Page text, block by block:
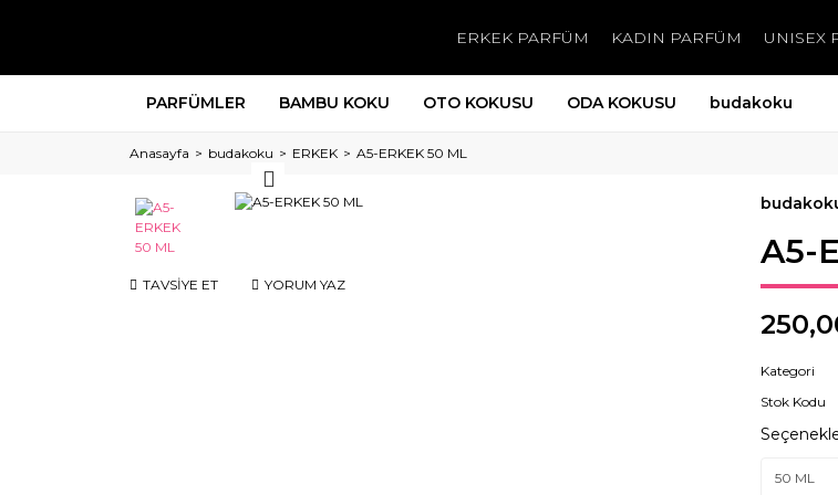
ERKEK PARFÜM KADIN PARFÜM UNISEX
PARFÜMLER BAMBU KOKU OTO KOKUSU ODA KOKUSU budakoku
Anasayfa budakoku ERKEK A5-ERKEK 50 ML
TAVSİYE ET YORUM YAZ
A5-
Kategori
Stok Kodu